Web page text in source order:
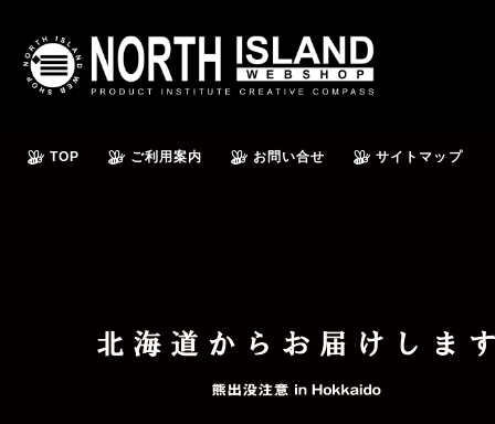
TOP ご利用案内 お問い合せ サイトマップ